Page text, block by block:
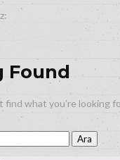
Found
find what you’re looking